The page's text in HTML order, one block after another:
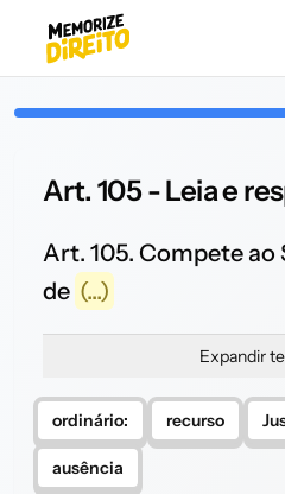
Art. 105 - Leia e
Art. 105. Compete ao
de (...)
Expandir
ordinário: recurso
ausência